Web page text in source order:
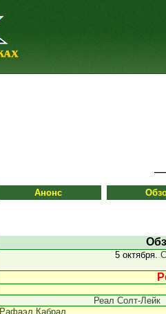
Анонс
5 октября.
Реал Солт-Лейк
Рафаэл Кабрал